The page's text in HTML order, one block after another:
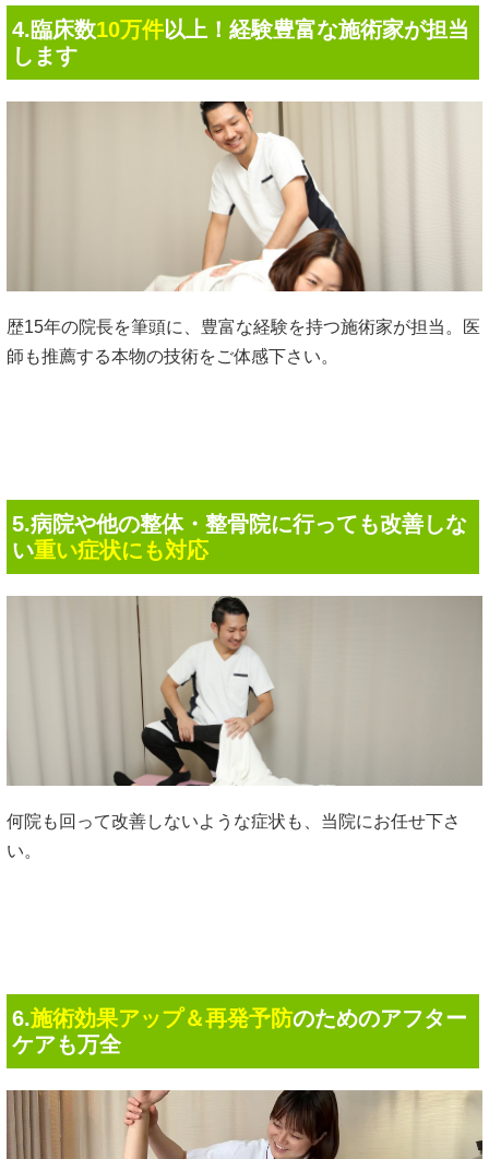
4.臨床数10万件以上！経験豊富な施術家が担当
します
歴15年の院長を筆頭に、豊富な経験を持つ施術家が担当。医
師も推薦する本物の技術をご体感下さい。
5.病院や他の整体・整骨院に行っても改善しな
い重い症状にも対応
何院も回って改善しないような症状も、当院にお任せ下さ
い。
6.施術効果アップ＆再発予防のためのアフター
ケアも万全